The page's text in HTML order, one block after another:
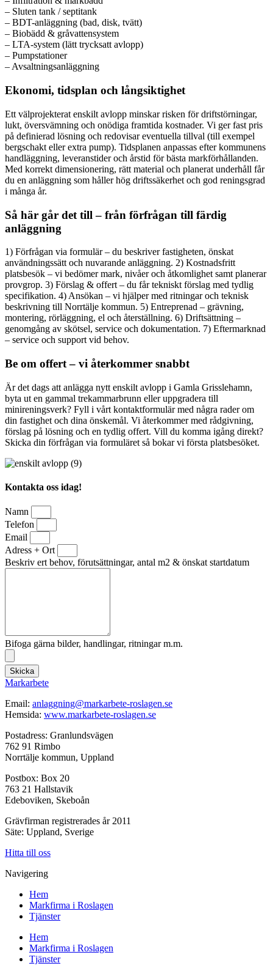
– Sluten tank / septitank
– BDT-anläggning (bad, disk, tvätt)
– Biobädd & gråvattensystem
– LTA-system (lätt trycksatt avlopp)
– Pumpstationer
– Avsaltningsanläggning
Ekonomi, tidsplan och långsiktighet
Ett välprojekterat enskilt avlopp minskar risken för driftstörningar,
lukt, översvämning och onödiga framtida kostnader. Vi ger fast pris
på definierad lösning och redovisar eventuella tillval (till exempel
bergschakt eller extra pump). Tidsplanen anpassas efter kommunens
handläggning, leveranstider och årstid för bästa markförhållanden.
Med korrekt dimensionering, rätt material och planerat underhåll får
du en anläggning som håller hög driftssäkerhet och god reningsgrad
i många år.
Så här går det till – från förfrågan till färdig
anläggning
1) Förfrågan via formulär – du beskriver fastigheten, önskat
användningssätt och nuvarande anläggning. 2) Kostnadsfritt
platsbesök – vi bedömer mark, nivåer och åtkomlighet samt planerar
provgrop. 3) Förslag & offert – du får tekniskt förslag med tydlig
specifikation. 4) Ansökan – vi hjälper med ritningar och teknisk
beskrivning till Norrtälje kommun. 5) Entreprenad – grävning,
montering, rörläggning, el och återställning. 6) Driftsättning –
genomgång av skötsel, service och dokumentation. 7) Eftermarknad
– service och support vid behov.
Be om offert – vi återkommer snabbt
Är det dags att anlägga nytt enskilt avlopp i Gamla Grisslehamn,
byta ut en gammal trekammarbrunn eller uppgradera till
minireningsverk? Fyll i vårt kontaktformulär med några rader om
din fastighet och dina önskemål. Vi återkommer med rådgivning,
förslag på lösning och en tydlig offert. Vill du komma igång direkt?
Skicka din förfrågan via formuläret så bokar vi första platsbesöket.
Kontakta oss idag!
Namn
Telefon
Email
Adress + Ort
Beskriv ert behov, förutsättningar, antal m2 & önskat startdatum
Bifoga gärna bilder, handlingar, ritningar m.m.
Skicka
Markarbete
Email: anlaggning@markarbete-roslagen.se
Hemsida: www.markarbete-roslagen.se
Postadress: Granlundsvägen
762 91 Rimbo
Norrtälje kommun, Uppland
Postbox: Box 20
763 21 Hallstavik
Edeboviken, Skeboån
Grävfirman registrerades år 2011
Säte: Uppland, Sverige
Hitta till oss
Navigering
Hem
Markfirma i Roslagen
Tjänster
Hem
Markfirma i Roslagen
Tjänster